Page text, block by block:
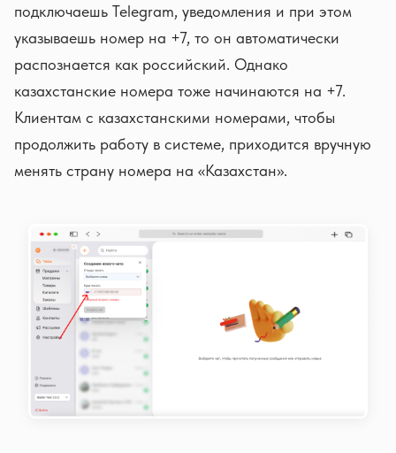
подключаешь Telegram, уведомления и при этом
указываешь номер на +7, то он автоматически
распознается как российский. Однако
казахстанские номера тоже начинаются на +7.
Клиентам с казахстанскими номерами, чтобы
продолжить работу в системе, приходится вручную
менять страну номера на «Казахстан».